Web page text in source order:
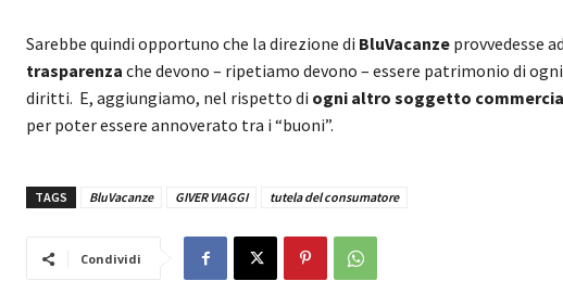
Sarebbe quindi opportuno che la direzione di BluVacanze provvedesse
trasparenza che devono – ripetiamo devono – essere patrimonio di
diritti. E, aggiungiamo, nel rispetto di ogni altro soggetto
per poter essere annoverato tra i “buoni”.
TAGS BluVacanze GIVER VIAGGI tutela del consumatore
Condividi